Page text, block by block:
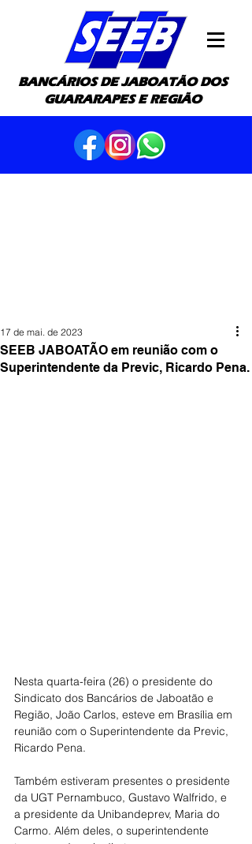
BANCÁRIOS DE JABOATÃO DOS
GUARARAPES E REGIÃO
SEEB JABOATÃO em reunião com o
Superintendente da Previc, Ricardo Pena.
17 de mai. de 2023
Nesta quarta-feira (26) o presidente do
Sindicato dos Bancários de Jaboatão e
Região, João Carlos, esteve em Brasília em
reunião com o Superintendente da Previc,
Ricardo Pena.
Também estiveram presentes o presidente
da UGT Pernambuco, Gustavo Walfrido, e
a presidente da Unibandeprev, Maria do
Carmo. Além deles, o superintendente